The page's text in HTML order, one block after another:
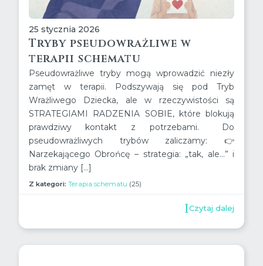
25 stycznia 2026
Tryby pseudowrażliwe w
terapii schematu
Pseudowrażliwe tryby mogą wprowadzić niezły
zamęt w terapii. Podszywają się pod Tryb
Wrażliwego Dziecka, ale w rzeczywistości są
STRATEGIAMI RADZENIA SOBIE, które blokują
prawdziwy kontakt z potrzebami. Do
pseudowrażliwych trybów zaliczamy: 👉
Narzekającego Obrońcę – strategia: „tak, ale…” i
brak zmiany […]
Z kategori: Terapia schematu (25)
Czytaj dalej